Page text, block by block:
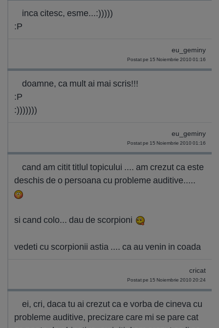
inca citesc, esme...:)))))
:P
eu_geminy
Postat pe 15 Noiembrie 2010 01:16
doamne, ca mult ai mai scris!!!
:P
:)))))))
eu_geminy
Postat pe 15 Noiembrie 2010 01:16
cand am citit titlul topicului .... am crezut ca este
deschis de o persoana cu probleme auditive.....
si cand colo... dau de scorpioni
vedeti cu scorpionii astia .... ca au venin in coada
cricat
Postat pe 15 Noiembrie 2010 20:24
ei, cri, daca tu ai crezut ca e vorba de cineva cu
probleme auditive, precizare care mi se pare cat